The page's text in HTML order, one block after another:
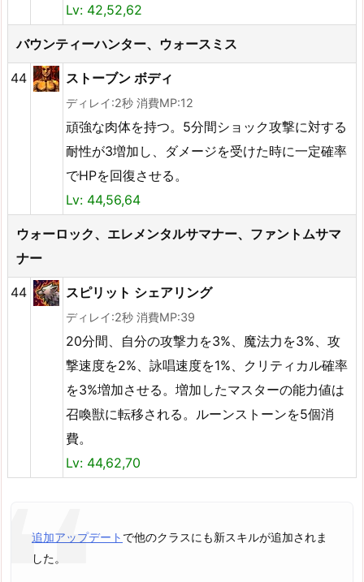
Lv: 42,52,62
バウンティーハンター、ウォースミス
44 ストーブン ボディ
ディレイ:2秒 消費MP:12
頑強な肉体を持つ。5分間ショック攻撃に対する
耐性が3増加し、ダメージを受けた時に一定確率
でHPを回復させる。
Lv: 44,56,64
ウォーロック、エレメンタルサマナー、ファントムサマ
ナー
44 スピリット シェアリング
ディレイ:2秒 消費MP:39
20分間、自分の攻撃力を3%、魔法力を3%、攻
撃速度を2%、詠唱速度を1%、クリティカル確率
を3%増加させる。増加したマスターの能力値は
召喚獣に転移される。ルーンストーンを5個消
費。
Lv: 44,62,70
追加アップデート で他のクラスにも新スキルが追加されま
した。